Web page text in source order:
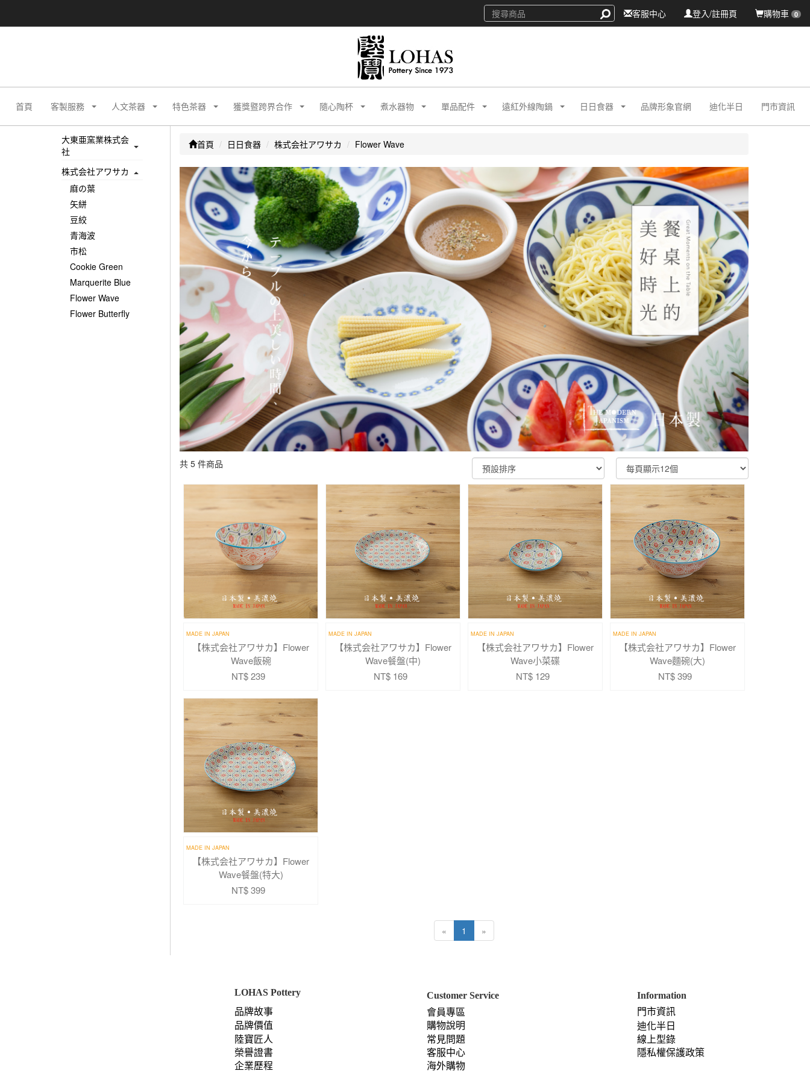
購物車 0
登入/註冊頁
客服中心
首頁 客製服務 人文茶器 特色茶器 獲獎暨跨界合作 隨心陶杯 煮水器物 單品配件 遠紅外線陶鍋 日日食器 品牌形象官網 迪化半日 門市資訊
大東亜窯業株式会
社
株式会社アワサカ
麻の葉
矢絣
豆絞
青海波
市松
Cookie Green
Marquerite Blue
Flower Wave
Flower Butterfly
首頁 日日食器 株式会社アワサカ Flower Wave
共 5 件商品
顯示篩選條件
MADE IN JAPAN
【株式会社アワサカ】Flower
Wave飯碗
NT$ 239
MADE IN JAPAN
【株式会社アワサカ】Flower
Wave餐盤(中)
NT$ 169
MADE IN JAPAN
【株式会社アワサカ】Flower
Wave小菜碟
NT$ 129
MADE IN JAPAN
【株式会社アワサカ】Flower
Wave麵碗(大)
NT$ 399
MADE IN JAPAN
【株式会社アワサカ】Flower
Wave餐盤(特大)
NT$ 399
« 1 »
LOHAS Pottery Customer Service
Information
品牌故事
會員專區
門市資訊
品牌價值
購物說明
迪化半日
陸寶匠人
常見問題
線上型錄
榮譽證書
客服中心
隱私權保護政策
企業歷程
海外購物